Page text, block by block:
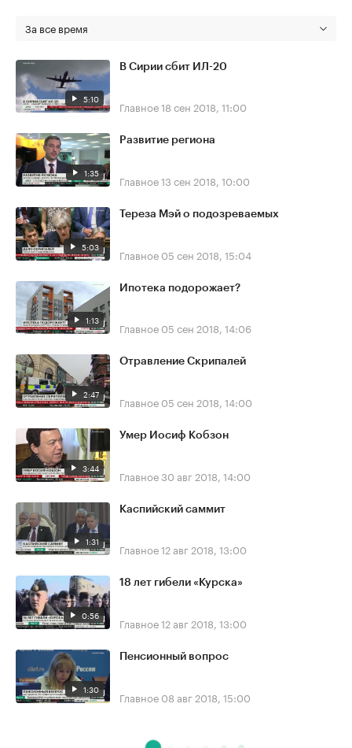
За все время
5:10
В Сирии сбит ИЛ-20
Главное18 сен 2018, 11:00
1:35
Развитие региона
Главное13 сен 2018, 10:00
5:03
Тереза Мэй о подозреваемых
Главное 05 сен 2018, 15:04
1:13
Ипотека подорожает?
Главное 05 сен 2018, 14:06
2:47
Отравление Скрипалей
Главное 05 сен 2018, 14:00
3:44
Умер Иосиф Кобзон
Главное30 авг 2018, 14:00
1:31
Каспийский саммит
Главное12 авг 2018, 13:00
0:56
18 лет гибели «Курска»
Главное12 авг 2018, 13:00
1:30
Пенсионный вопрос
Главное 08 авг 2018, 15:00